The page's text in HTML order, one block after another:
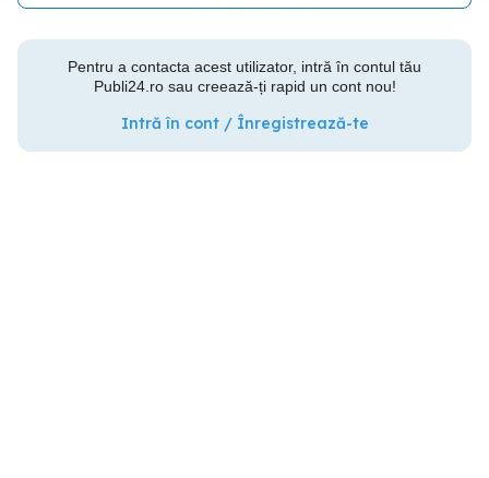
Pentru a contacta acest utilizator, intră în contul tău
Publi24.ro sau creează-ți rapid un cont nou!
Intră în cont / Înregistrează-te